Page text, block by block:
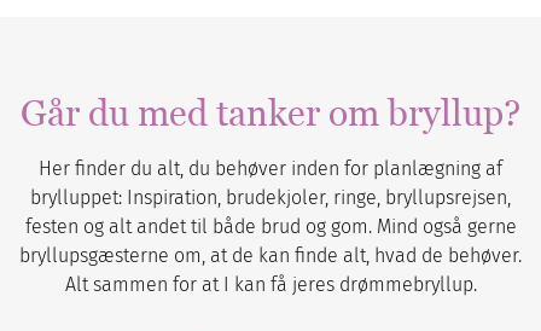
Går du med tanker om bryllup?
Her finder du alt, du behøver inden for planlægning af
brylluppet: Inspiration, brudekjoler, ringe, bryllupsrejsen,
festen og alt andet til både brud og gom. Mind også gerne
bryllupsgæsterne om, at de kan finde alt, hvad de behøver.
Alt sammen for at I kan få jeres drømmebryllup.